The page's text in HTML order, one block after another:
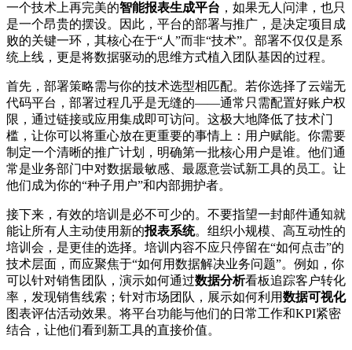
一个技术上再完美的智能报表生成平台 ，如果无人问津，也只
是一个昂贵的摆设。因此，平台的部署与推广，是决定项目成
败的关键一环，其核心在于“人”而非“技术”。部署不仅仅是系
统上线，更是将数据驱动的思维方式植入团队基因的过程。
首先，部署策略需与你的技术选型相匹配。若你选择了云端无
代码平台，部署过程几乎是无缝的——通常只需配置好账户权
限，通过链接或应用集成即可访问。这极大地降低了技术门
槛，让你可以将重心放在更重要的事情上：用户赋能。你需要
制定一个清晰的推广计划，明确第一批核心用户是谁。他们通
常是业务部门中对数据最敏感、最愿意尝试新工具的员工。让
他们成为你的“种子用户”和内部拥护者。
接下来，有效的培训是必不可少的。不要指望一封邮件通知就
能让所有人主动使用新的报表系统。组织小规模、高互动性的
培训会，是更佳的选择。培训内容不应只停留在“如何点击”的
技术层面，而应聚焦于“如何用数据解决业务问题”。例如，你
可以针对销售团队，演示如何通过数据分析看板追踪客户转化
率，发现销售线索；针对市场团队，展示如何利用数据可视化
图表评估活动效果。将平台功能与他们的日常工作和KPI紧密
结合，让他们看到新工具的直接价值。